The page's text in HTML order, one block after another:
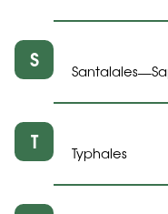
S Santalales—
T Typhales